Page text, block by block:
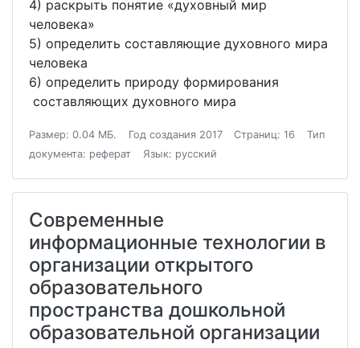
4) раскрыть понятие «духовный мир
человека»
5) определить составляющие духовного мира
человека
6) определить природу формирования
составляющих духовного мира
Размер: 0.04 МБ. Год создания 2017 Страниц: 16
Тип
документа: реферат
Язык: русский
Современные
информационные технологии в
организации открытого
образовательного
пространства дошкольной
образовательной организации